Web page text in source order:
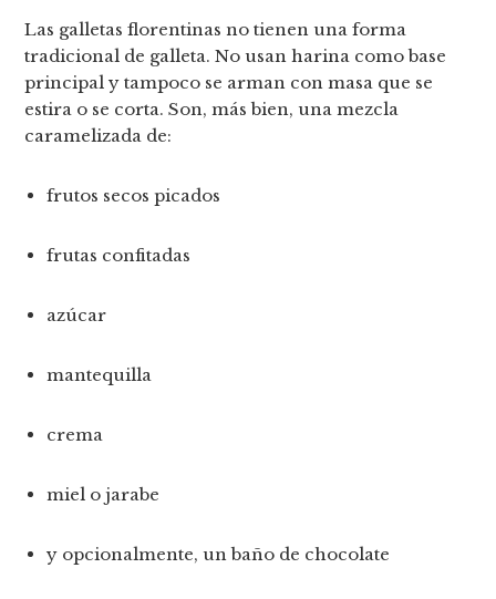
Las galletas florentinas no tienen una forma
tradicional de galleta. No usan harina como base
principal y tampoco se arman con masa que se
estira o se corta. Son, más bien, una mezcla
caramelizada de:
frutos secos picados
frutas confitadas
azúcar
mantequilla
crema
miel o jarabe
y opcionalmente, un baño de chocolate